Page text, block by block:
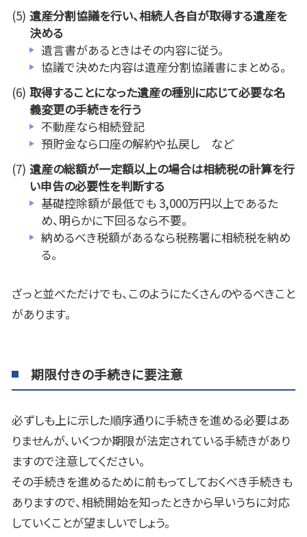
遺産分割協議を行い、相続人各自が取得する遺産を
決める
遺言書があるときはその内容に従う。
協議で決めた内容は遺産分割協議書にまとめる。
取得することになった遺産の種別に応じて必要な名
義変更の手続きを行う
不動産なら相続登記
預貯金なら口座の解約や払戻し など
遺産の総額が一定額以上の場合は相続税の計算を行
い申告の必要性を判断する
基礎控除額が最低でも 3,000万円以上であるた
め、明らかに下回るなら不要。
納めるべき税額があるなら税務署に相続税を納め
る。
ざっと並べただけでも、このようにたくさんのやるべきこと
があります。
期限付きの手続きに要注意
必ずしも上に示した順序通りに手続きを進める必要はあ
りませんが、いくつか期限が法定されている手続きがあり
ますので注意してください。
その手続きを進めるために前もってしておくべき手続きも
ありますので、相続開始を知ったときから早いうちに対応
していくことが望ましいでしょう。